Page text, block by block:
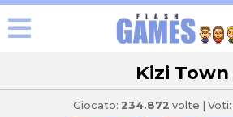
Kizi Town
Giocato: 234.872 volte | Voti: